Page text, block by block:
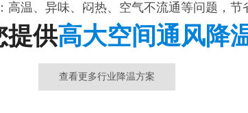
温、异味、闷热、空气不流通等问题，
提供高大空间通风降
查看更多行业降温方案